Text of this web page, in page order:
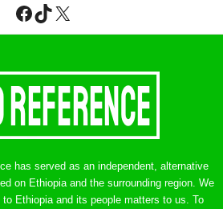
Facebook
TikTok
X
has served as an independent, alternative
on Ethiopia and the surrounding region. We
Ethiopia and its people matters to us. To